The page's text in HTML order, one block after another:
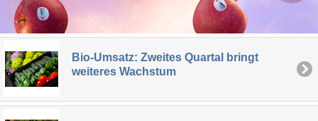
Bio-Umsatz: Zweites Quartal bringt
weiteres Wachstum